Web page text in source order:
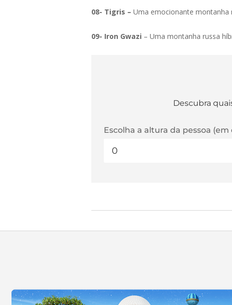
08- Tigris – Uma emocionante montanha
09- Iron Gwazi – Uma montanha russa
Descubra
Escolha a altura da pessoa